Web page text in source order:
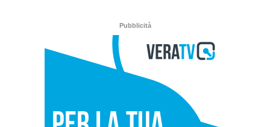
Pubblicità